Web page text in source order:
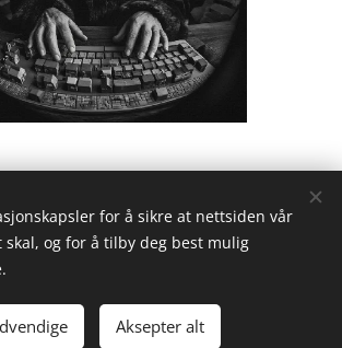
Webnode Informasjonskapsler
for å sikre at nettsiden vår
og for å tilby deg best mulig
Aksepter alt